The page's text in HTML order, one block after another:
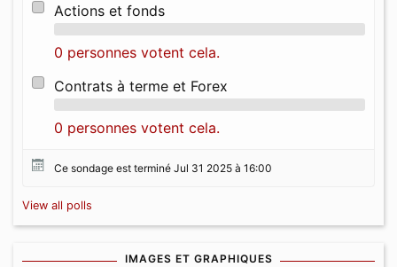
Actions et fonds
0 personnes votent cela.
Contrats à terme et Forex
0 personnes votent cela.
Ce sondage est terminé Jul 31 2025 à 16:00
View all polls
IMAGES ET GRAPHIQUES